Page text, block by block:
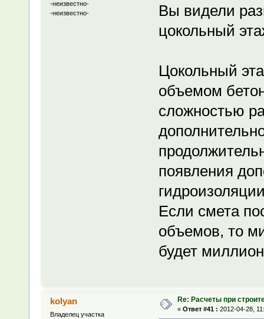
-неизвестно-
-неизвестно-
Вы видели
цокольный
Цокольный
объемом
сложностью
появления
Если смета
объемов, то
будет
kolyan
Владелец участка
Re: Расчеты при
« Ответ #41 : 2012-04-28,